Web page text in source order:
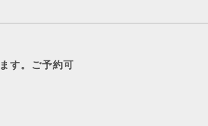
す。ご予約可